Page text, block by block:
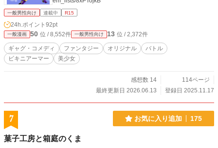
一般男性向け 連載中 R15
24h.ポイント 92pt
一般漫画 50 位 / 8,552件 一般男性向け 13 位 / 2,372件
ギャグ・コメディ ファンタジー オリジナル
バトル
ビキニアーマー
美少女
感想数 14
114ページ
最終更新日 2026.06.13
登録日 2025.11.17
7 お気に入り追加 175
菓子工房と箱庭のくま